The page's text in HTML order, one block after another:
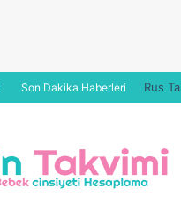
Son Dakika Haberleri Rus